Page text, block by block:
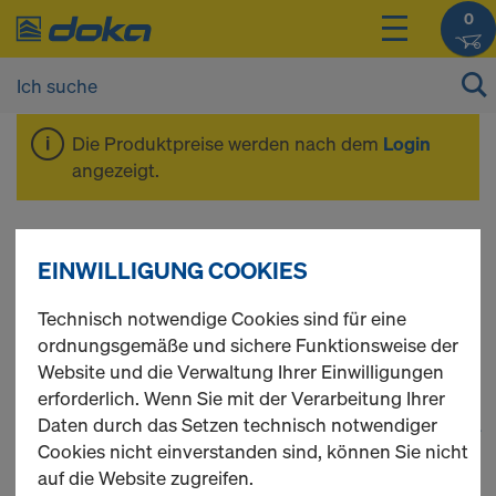
0
Die Produktpreise werden nach dem Login
angezeigt.
Schalungsanker &
Konen
99 Produkte gefunden
EINWILLIGUNG COOKIES
Technisch notwendige Cookies sind für eine
ordnungsgemäße und sichere Funktionsweise der
Website und die Verwaltung Ihrer Einwilligungen
erforderlich. Wenn Sie mit der Verarbeitung Ihrer
Daten durch das Setzen technisch notwendiger
Cookies nicht einverstanden sind, können Sie nicht
auf die Website zugreifen.